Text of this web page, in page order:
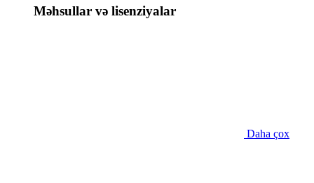
Məhsullar və lisenziyalar
Daha çox